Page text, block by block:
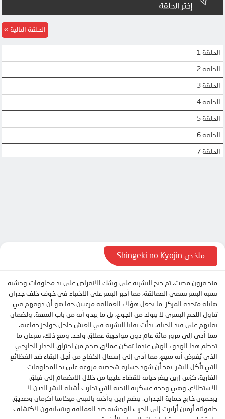
الحلقة 1
الحلقة 2
الحلقة 3
الحلقة 4
الحلقة 5
الحلقة 6
الحلقة 7
الحلقة 14
الحلقة 15
الحلقة 16
الحلقة 17
الحلقة 18
الحلقة 19
الحلقة 20
الحلقة 21
الحلقة 22
الحلقة 23
الحلقة التالية
ملخص Shingeki no Kyojin
منذ قرون مضت، تم ذبح البشرية على وشك الانقراض على يد مخلوقات وحشية
تشبه البشر تسمى العمالقة، مما أجبر البشر على الاختباء في خوف خلف جدران
هائلة متحدة المركز. ما يجعل هؤلاء العمالقة مرعبين حقًا هو أن ذوقهم في
تناول اللحم البشري لا يتولد من الجوع، بل ما يبدو أنه من باب المتعة. ولضمان
بقائهم على قيد الحياة، بدأت بقايا البشرية في العيش داخل حواجز دفاعية،
مما أدى إلى مرور مائة عام دون مواجهة عملاق واحد. ومع ذلك، سرعان ما
تحطم هذا الهدوء الهش عندما تمكن عملاق ضخم من اختراق الجدار الخارجي
الذي يُفترض أنه منيع، مما أدى إلى إشعال الكفاح من أجل البقاء ضد الفظائع
التي تأكل البشر. بعد أن شهد خسارة شخصية مروعة على يد المخلوقات
الغازية، كرّس إرين ييغر حياته للقضاء عليها من خلال الانضمام إلى فيلق
الاستطلاع، وهي وحدة عسكرية النخبة التي تحارب أشباه البشر الذين لا
يرحمون خارج حماية الجدران. ينضم إرين وأخته بالتبني ميكاسا أكرمان وصديق
طفولته أرمين أرليرت إلى الحرب الوحشية ضد العمالقة ويتسابقون لاكتشاف